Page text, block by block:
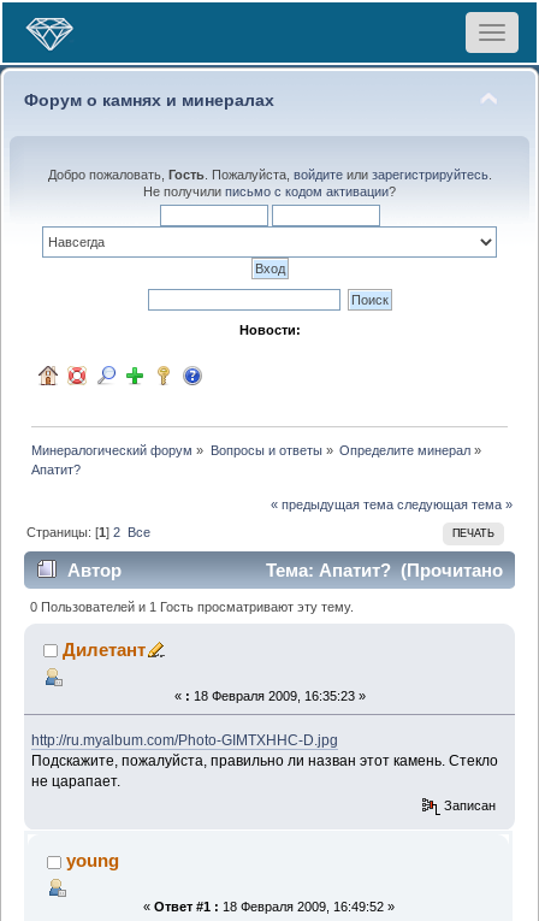
Toggle
Форум о камнях и минералах
Добро пожаловать, Гость. Пожалуйста, войдитеили зарегистрируйтесь.
Не получили письмо с кодом активации?
Новости:
Минералогический форум » Вопросы и ответы» Определите минерал»
Апатит?
« предыдущая тема следующая тема »
ПЕЧАТЬ
Страницы: [1]2 Все
Автор
Тема: Апатит? (Прочитано
7492 раз)
0 Пользователей и 1 Гость просматривают эту тему.
Дилетант
« : 18 Февраля 2009, 16:35:23 »
http://ru.myalbum.com/Photo-GIMTXHHC-D.jpg
Подскажите, пожалуйста, правильно ли назван этот камень. Стекло
не царапает.
Записан
young
« Ответ #1 : 18 Февраля 2009, 16:49:52 »